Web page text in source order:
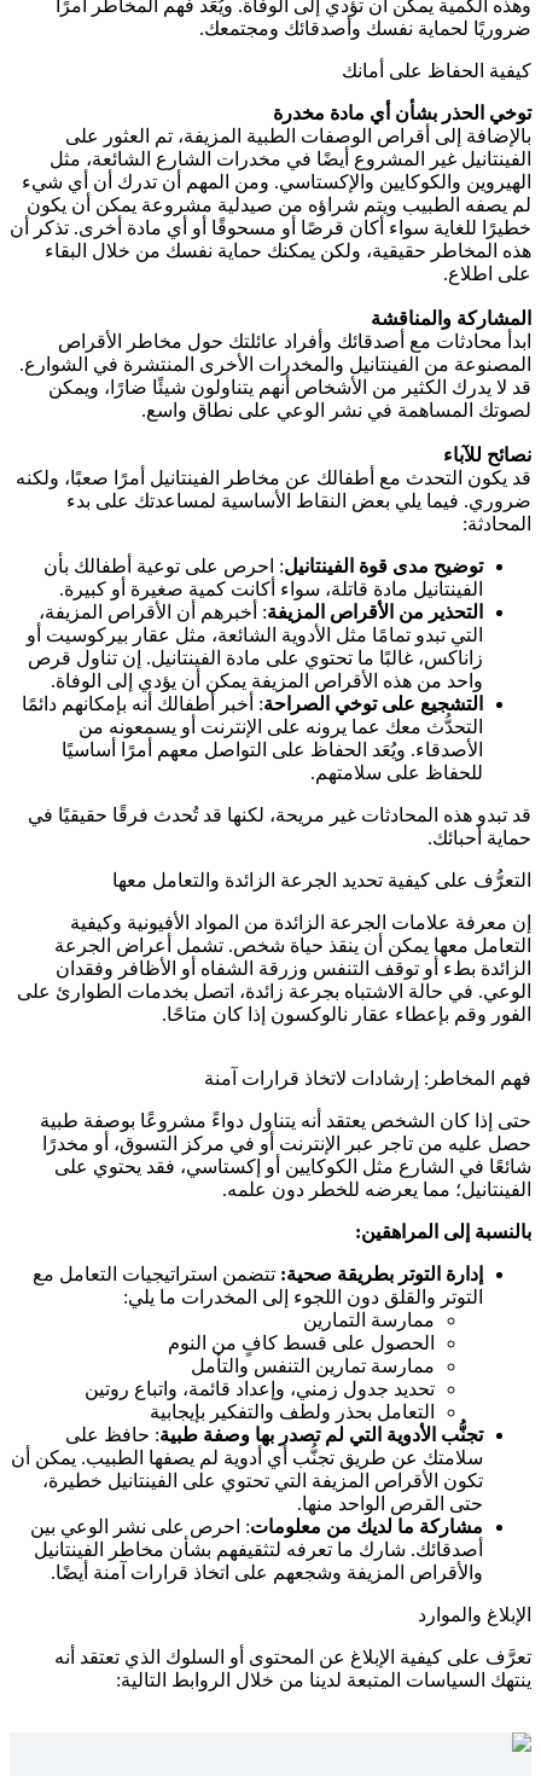
وهذه الكمية يمكن أن تؤدي إلى الوفاة. ويُعَد فهم المخاطر أمرًا
ضروريًا لحماية نفسك وأصدقائك ومجتمعك.
كيفية الحفاظ على أمانك
توخي الحذر بشأن أي مادة مخدرة
بالإضافة إلى أقراص الوصفات الطبية المزيفة، تم العثور على
الفينتانيل غير المشروع أيضًا في مخدرات الشارع الشائعة، مثل
الهيروين والكوكايين والإكستاسي. ومن المهم أن تدرك أن أي شيء
لم يصفه الطبيب ويتم شراؤه من صيدلية مشروعة يمكن أن يكون
خطيرًا للغاية سواء أكان قرصًا أو مسحوقًا أو أي مادة أخرى. تذكر أن
هذه المخاطر حقيقية، ولكن يمكنك حماية نفسك من خلال البقاء
على اطلاع.
المشاركة والمناقشة
ابدأ محادثات مع أصدقائك وأفراد عائلتك حول مخاطر الأقراص
المصنوعة من الفينتانيل والمخدرات الأخرى المنتشرة في الشوارع.
قد لا يدرك الكثير من الأشخاص أنهم يتناولون شيئًا ضارًا، ويمكن
لصوتك المساهمة في نشر الوعي على نطاق واسع.
نصائح للآباء
قد يكون التحدث مع أطفالك عن مخاطر الفينتانيل أمرًا صعبًا، ولكنه
ضروري. فيما يلي بعض النقاط الأساسية لمساعدتك على بدء
المحادثة:
توضيح مدى قوة الفينتانيل: احرص على توعية أطفالك بأن
الفينتانيل مادة قاتلة، سواء أكانت كمية صغيرة أو كبيرة.
التحذير من الأقراص المزيفة: أخبرهم أن الأقراص المزيفة،
التي تبدو تمامًا مثل الأدوية الشائعة، مثل عقار بيركوسيت أو
زاناكس، غالبًا ما تحتوي على مادة الفينتانيل. إن تناول قرص
واحد من هذه الأقراص المزيفة يمكن أن يؤدي إلى الوفاة.
التشجيع على توخي الصراحة: أخبر أطفالك أنه بإمكانهم دائمًا
التحدُّث معك عما يرونه على الإنترنت أو يسمعونه من
الأصدقاء. ويُعَد الحفاظ على التواصل معهم أمرًا أساسيًا
للحفاظ على سلامتهم.
قد تبدو هذه المحادثات غير مريحة، لكنها قد تُحدث فرقًا حقيقيًا في
حماية أحبائك.
التعرُّف على كيفية تحديد الجرعة الزائدة والتعامل معها
إن معرفة علامات الجرعة الزائدة من المواد الأفيونية وكيفية
التعامل معها يمكن أن ينقذ حياة شخص. تشمل أعراض الجرعة
الزائدة بطء أو توقف التنفس وزرقة الشفاه أو الأظافر وفقدان
الوعي. في حالة الاشتباه بجرعة زائدة، اتصل بخدمات الطوارئ على
الفور وقم بإعطاء عقار نالوكسون إذا كان متاحًا.
فهم المخاطر: إرشادات لاتخاذ قرارات آمنة
حتى إذا كان الشخص يعتقد أنه يتناول دواءً مشروعًا بوصفة طبية
حصل عليه من تاجر عبر الإنترنت أو في مركز التسوق، أو مخدرًا
شائعًا في الشارع مثل الكوكايين أو إكستاسي، فقد يحتوي على
الفينتانيل؛ مما يعرضه للخطر دون علمه.
بالنسبة إلى المراهقين:
إدارة التوتر بطريقة صحية: تتضمن استراتيجيات التعامل مع
التوتر والقلق دون اللجوء إلى المخدرات ما يلي:
ممارسة التمارين
الحصول على قسط كافٍ من النوم
ممارسة تمارين التنفس والتأمل
تحديد جدول زمني، وإعداد قائمة، واتباع روتين
التعامل بحذر ولطف والتفكير بإيجابية
تجنُّب الأدوية التي لم تصدر بها وصفة طبية: حافظ على
سلامتك عن طريق تجنُّب أي أدوية لم يصفها الطبيب. يمكن أن
تكون الأقراص المزيفة التي تحتوي على الفينتانيل خطيرة،
حتى القرص الواحد منها.
مشاركة ما لديك من معلومات: احرص على نشر الوعي بين
أصدقائك. شارك ما تعرفه لتثقيفهم بشأن مخاطر الفينتانيل
والأقراص المزيفة وشجعهم على اتخاذ قرارات آمنة أيضًا.
الإبلاغ والموارد
تعرَّف على كيفية الإبلاغ عن المحتوى أو السلوك الذي تعتقد أنه
ينتهك السياسات المتبعة لدينا من خلال الروابط التالية: